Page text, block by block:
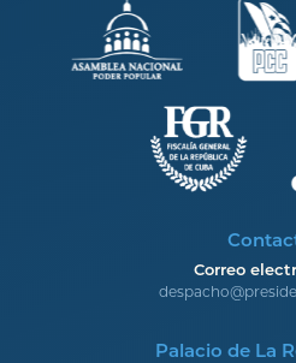
Correo
Palacio de La